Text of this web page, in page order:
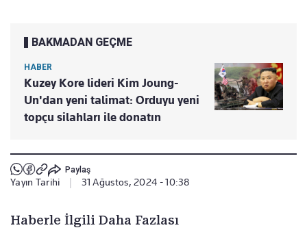
BAKMADAN GEÇME
HABER
Kuzey Kore lideri Kim Joung-
Un'dan yeni talimat: Orduyu yeni
topçu silahları ile donatın
Paylaş
Yayın Tarihi 31 Ağustos, 2024 - 10:38
Haberle İlgili Daha Fazlası